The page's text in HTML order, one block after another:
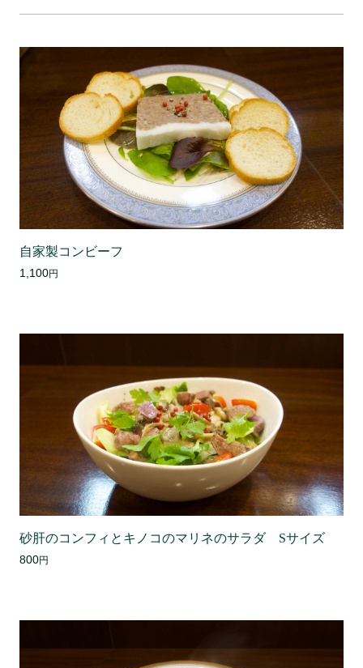
自家製コンビーフ
1,100円
砂肝のコンフィとキノコのマリネのサラダ Sサイズ
800円